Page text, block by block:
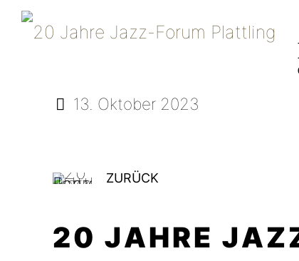
13. Oktober 2023
ZURÜCK
20 JAHRE